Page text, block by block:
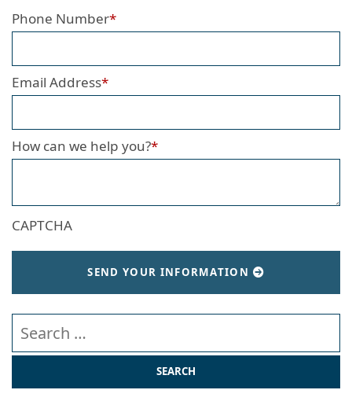
Phone Number*
Email Address*
How can we help you?*
CAPTCHA
SEND YOUR INFORMATION
Search our website